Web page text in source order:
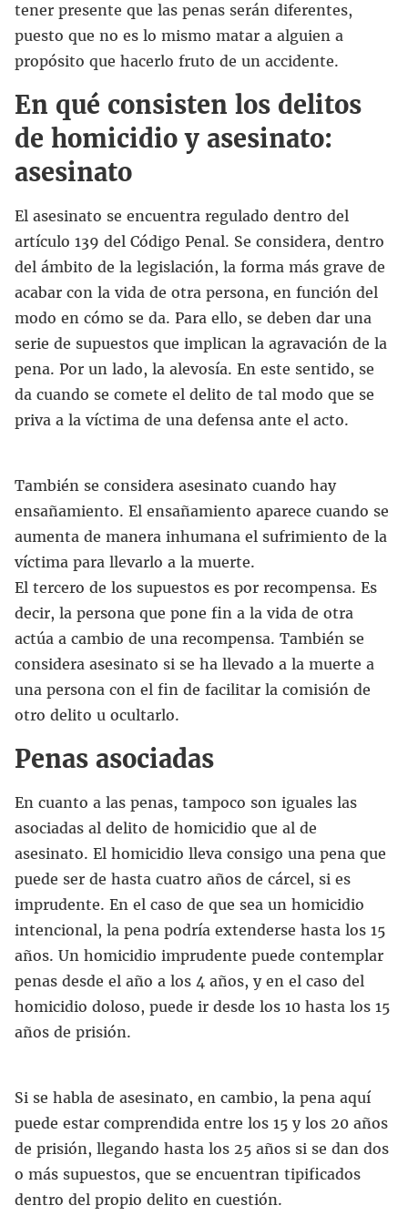
tener presente que las penas serán diferentes,
puesto que no es lo mismo matar a alguien a
propósito que hacerlo fruto de un accidente.
En qué consisten los delitos
de homicidio y asesinato:
asesinato
El asesinato se encuentra regulado dentro del
artículo 139 del Código Penal. Se considera, dentro
del ámbito de la legislación, la forma más grave de
acabar con la vida de otra persona, en función del
modo en cómo se da. Para ello, se deben dar una
serie de supuestos que implican la agravación de la
pena. Por un lado, la alevosía. En este sentido, se
da cuando se comete el delito de tal modo que se
priva a la víctima de una defensa ante el acto.
También se considera asesinato cuando hay
ensañamiento. El ensañamiento aparece cuando se
aumenta de manera inhumana el sufrimiento de la
víctima para llevarlo a la muerte.
El tercero de los supuestos es por recompensa. Es
decir, la persona que pone fin a la vida de otra
actúa a cambio de una recompensa. También se
considera asesinato si se ha llevado a la muerte a
una persona con el fin de facilitar la comisión de
otro delito u ocultarlo.
Penas asociadas
En cuanto a las penas, tampoco son iguales las
asociadas al delito de homicidio que al de
asesinato. El homicidio lleva consigo una pena que
puede ser de hasta cuatro años de cárcel, si es
imprudente. En el caso de que sea un homicidio
intencional, la pena podría extenderse hasta los 15
años. Un homicidio imprudente puede contemplar
penas desde el año a los 4 años, y en el caso del
homicidio doloso, puede ir desde los 10 hasta los 15
años de prisión.
Si se habla de asesinato, en cambio, la pena aquí
puede estar comprendida entre los 15 y los 20 años
de prisión, llegando hasta los 25 años si se dan dos
o más supuestos, que se encuentran tipificados
dentro del propio delito en cuestión.